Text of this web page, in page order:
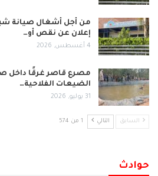
من أجل أشغال صيانة
إعلان عن نقص أو…
4 أغسطس, 2026
مصرع قاصر غرقًا داخل
الضيعات الفلاحية…
31 يوليو, 2026
السابق التالي 1 من 574
حوادث